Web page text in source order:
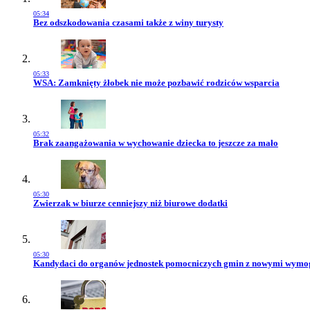
05:34
Przejdź do artykułu:
Bez odszkodowania czasami także z winy turysty
05:33
Przejdź do artykułu:
WSA: Zamknięty żłobek nie może pozbawić rodziców wsparcia
05:32
Przejdź do artykułu:
Brak zaangażowania w wychowanie dziecka to jeszcze za mało
05:30
Przejdź do artykułu:
Zwierzak w biurze cenniejszy niż biurowe dodatki
05:30
Przejdź do artykułu:
Kandydaci do organów jednostek pomocniczych gmin z nowymi